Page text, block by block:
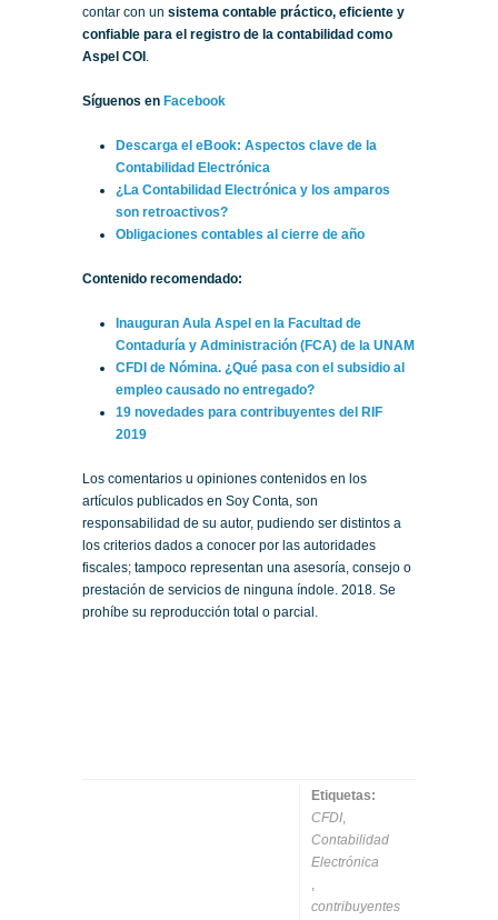
contar con un sistema contable práctico, eficiente y
confiable para el registro de la contabilidad como
Aspel COI .
Síguenos en Facebook
Descarga el eBook: Aspectos clave de la
Contabilidad Electrónica
¿La Contabilidad Electrónica y los amparos
son retroactivos?
Obligaciones contables al cierre de año
Contenido recomendado:
Inauguran Aula Aspel en la Facultad de
Contaduría y Administración (FCA) de la UNAM
CFDI de Nómina. ¿Qué pasa con el subsidio al
empleo causado no entregado?
19 novedades para contribuyentes del RIF
2019
Los comentarios u opiniones contenidos en los
artículos publicados en Soy Conta, son
responsabilidad de su autor, pudiendo ser distintos a
los criterios dados a conocer por las autoridades
fiscales; tampoco representan una asesoría, consejo o
prestación de servicios de ninguna índole. 2018. Se
prohíbe su reproducción total o parcial.
Etiquetas:
CFDI,
Contabilidad
Electrónica
,
contribuyentes